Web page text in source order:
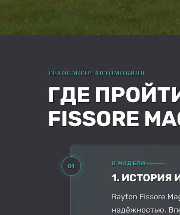
ГДЕ ПРОЙТИ
FISSORE
01 О МОДЕЛИ
1. ИСТОРИЯ
Rayton Fissore
надёжностью.